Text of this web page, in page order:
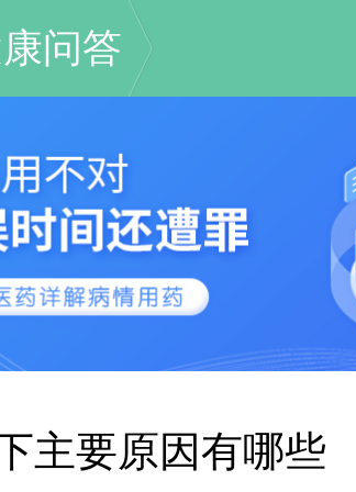
问答
主要原因有哪些